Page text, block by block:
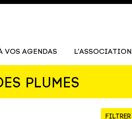
VOS AGENDAS L’ASSOCIATION
PLUMES